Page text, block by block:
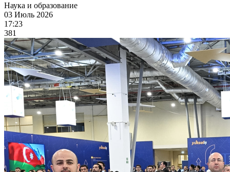
Наука и образование
03 Июль 2026
17:23
381